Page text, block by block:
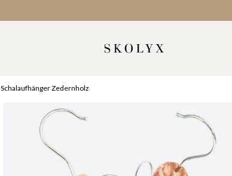
Schalaufhänger Zedernholz